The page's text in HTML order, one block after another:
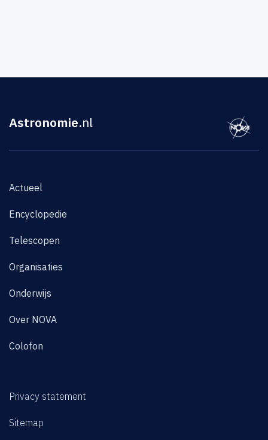
Astronomie.nl
Actueel
Encyclopedie
Telescopen
Organisaties
Onderwijs
Over NOVA
Colofon
Privacy statement
Sitemap